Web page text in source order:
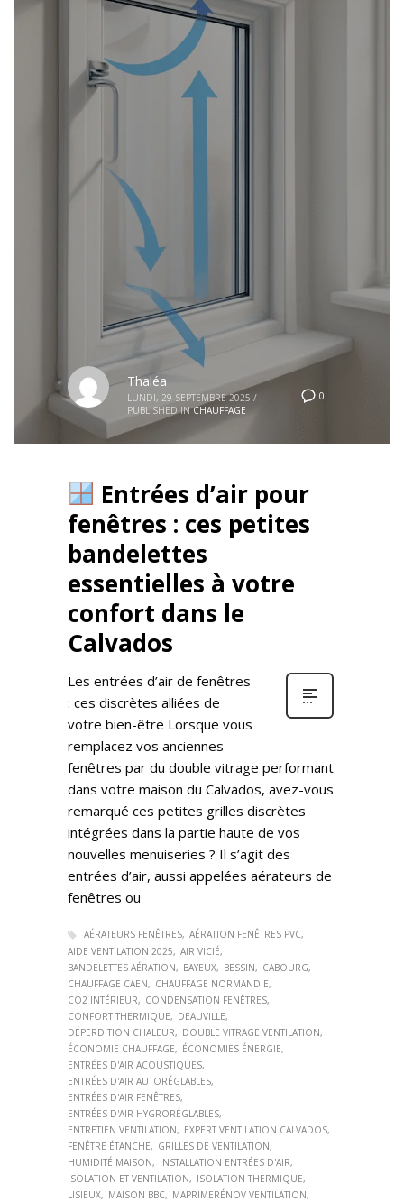
0
Thaléa
LUNDI, 29 SEPTEMBRE 2025 /
PUBLISHED IN CHAUFFAGE
Entrées d’air pour
fenêtres : ces petites
bandelettes
essentielles à votre
confort dans le
Calvados
Les entrées d’air de fenêtres
: ces discrètes alliées de
votre bien-être Lorsque vous
remplacez vos anciennes
fenêtres par du double vitrage performant
dans votre maison du Calvados, avez-vous
remarqué ces petites grilles discrètes
intégrées dans la partie haute de vos
nouvelles menuiseries ? Il s’agit des
entrées d’air, aussi appelées aérateurs de
fenêtres ou
AÉRATEURS FENÊTRES AÉRATION FENÊTRES PVC
AIDE VENTILATION 2025
AIR VICIÉ
BANDELETTES AÉRATION
BAYEUX BESSIN
CABOURG
CHAUFFAGE CAEN
CHAUFFAGE NORMANDIE
CO2 INTÉRIEUR
CONDENSATION FENÊTRES
CONFORT THERMIQUE
DEAUVILLE
DÉPERDITION CHALEUR
DOUBLE VITRAGE VENTILATION
ÉCONOMIE CHAUFFAGE
ÉCONOMIES ÉNERGIE
ENTRÉES D'AIR ACOUSTIQUES
ENTRÉES D'AIR AUTORÉGLABLES
ENTRÉES D'AIR FENÊTRES
ENTRÉES D'AIR HYGRORÉGLABLES
ENTRETIEN VENTILATION
EXPERT VENTILATION CALVADOS
FENÊTRE ÉTANCHE
GRILLES DE VENTILATION
HUMIDITÉ MAISON
INSTALLATION ENTRÉES D'AIR
ISOLATION ET VENTILATION
ISOLATION THERMIQUE
LISIEUX
MAISON BBC
MAPRIMERÉNOV VENTILATION